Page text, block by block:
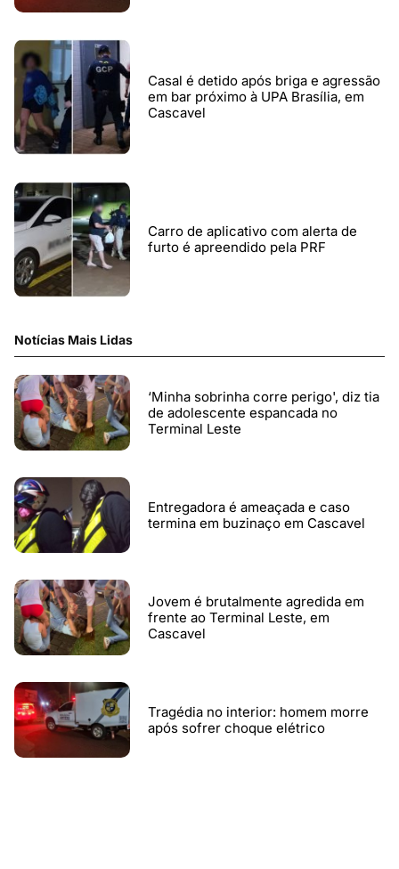
Casal é detido após briga e agressão
em bar próximo à UPA Brasília, em
Cascavel
Carro de aplicativo com alerta de
furto é apreendido pela PRF
Notícias Mais Lidas
‘Minha sobrinha corre perigo', diz tia
de adolescente espancada no
Terminal Leste
Entregadora é ameaçada e caso
termina em buzinaço em Cascavel
Jovem é brutalmente agredida em
frente ao Terminal Leste, em
Cascavel
Tragédia no interior: homem morre
após sofrer choque elétrico